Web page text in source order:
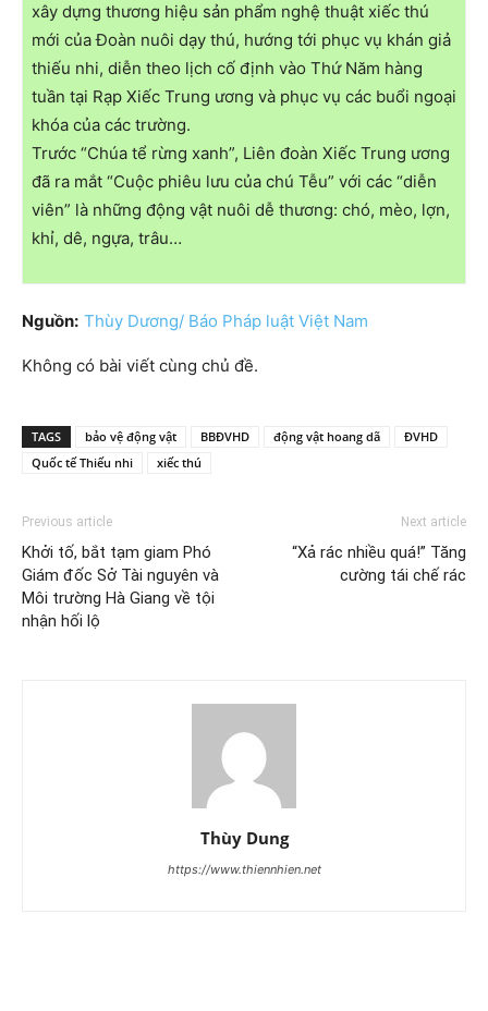
xây dựng thương hiệu sản phẩm nghệ thuật xiếc thú
mới của Đoàn nuôi dạy thú, hướng tới phục vụ khán giả
thiếu nhi, diễn theo lịch cố định vào Thứ Năm hàng
tuần tại Rạp Xiếc Trung ương và phục vụ các buổi ngoại
khóa của các trường.
Trước “Chúa tể rừng xanh”, Liên đoàn Xiếc Trung ương
đã ra mắt “Cuộc phiêu lưu của chú Tễu” với các “diễn
viên” là những động vật nuôi dễ thương: chó, mèo, lợn,
khỉ, dê, ngựa, trâu…
Nguồn: Thùy Dương/ Báo Pháp luật Việt Nam
Không có bài viết cùng chủ đề.
TAGS bảo vệ động vật BBĐVHD động vật hoang dã
ĐVHD
Quốc tế Thiếu nhi
xiếc thú
Previous article
Khởi tố, bắt tạm giam Phó
Giám đốc Sở Tài nguyên và
Môi trường Hà Giang về tội
nhận hối lộ
Next article
“Xả rác nhiều quá!” Tăng
cường tái chế rác
Thùy Dung
https://www.thiennhien.net